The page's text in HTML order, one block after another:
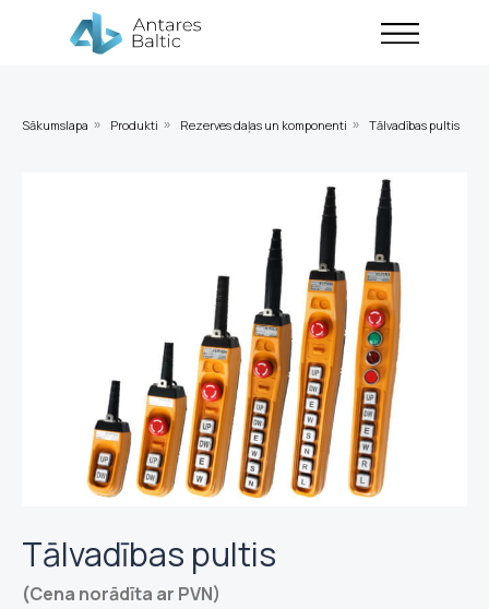
Sākumslapa » Produkti » Rezerves daļas un komponenti » Tālvadības pultis
Tālvadības pultis
(Cena norādīta ar PVN)